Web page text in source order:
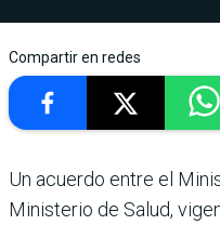
Compartir en redes
Un acuerdo entre el
Ministerio de Salud,